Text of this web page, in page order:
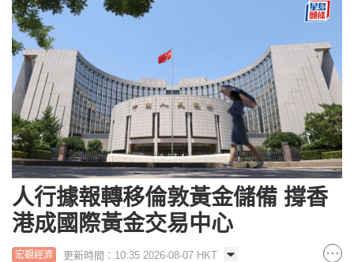
人行據報轉移倫敦黃金儲備 撐香
港成國際黃金交易中心
宏觀經濟 更新時間：10:35 2026-08-07 HKT